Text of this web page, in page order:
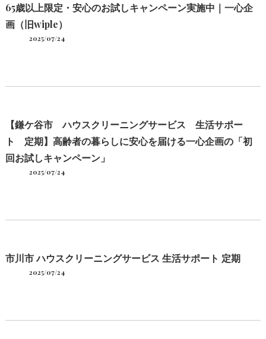
65歳以上限定・安心のお試しキャンペーン実施中｜一心企
画（旧wiple）
2025/07/24
【鎌ケ谷市 ハウスクリーニングサービス 生活サポー
ト 定期】高齢者の暮らしに安心を届ける一心企画の「初
回お試しキャンペーン」
2025/07/24
市川市 ハウスクリーニングサービス 生活サポート 定期
2025/07/24